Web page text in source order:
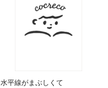
水平線がまぶしくて